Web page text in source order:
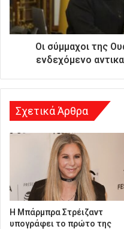
δ
ι
ν
Oι σύμμαχοι της
ενδεχόμενο
Σχετικά Άρθρα
Η Μπάρμπρα Στρέιζαντ
υπογράφει το πρώτο της